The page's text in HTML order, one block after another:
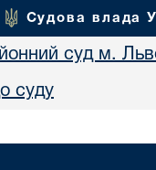
Судова влада
суд м.
суду